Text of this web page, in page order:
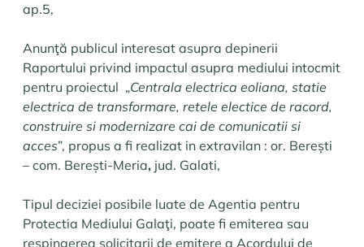
ap.5,
Anunţă publicul interesat asupra depinerii
Raportului privind impactul asupra mediului intocmit
pentru proiectul „Centrala electrica eoliana, statie
electrica de transformare, retele electice de racord,
construire si modernizare cai de comunicatii si
acces”, propus a fi realizat in extravilan : or. Berești
– com. Berești-Meria, jud. Galati,
Tipul deciziei posibile luate de Agentia pentru
Protectia Mediului Galaţi, poate fi emiterea sau
respingerea solicitarii de emitere a Acordului de